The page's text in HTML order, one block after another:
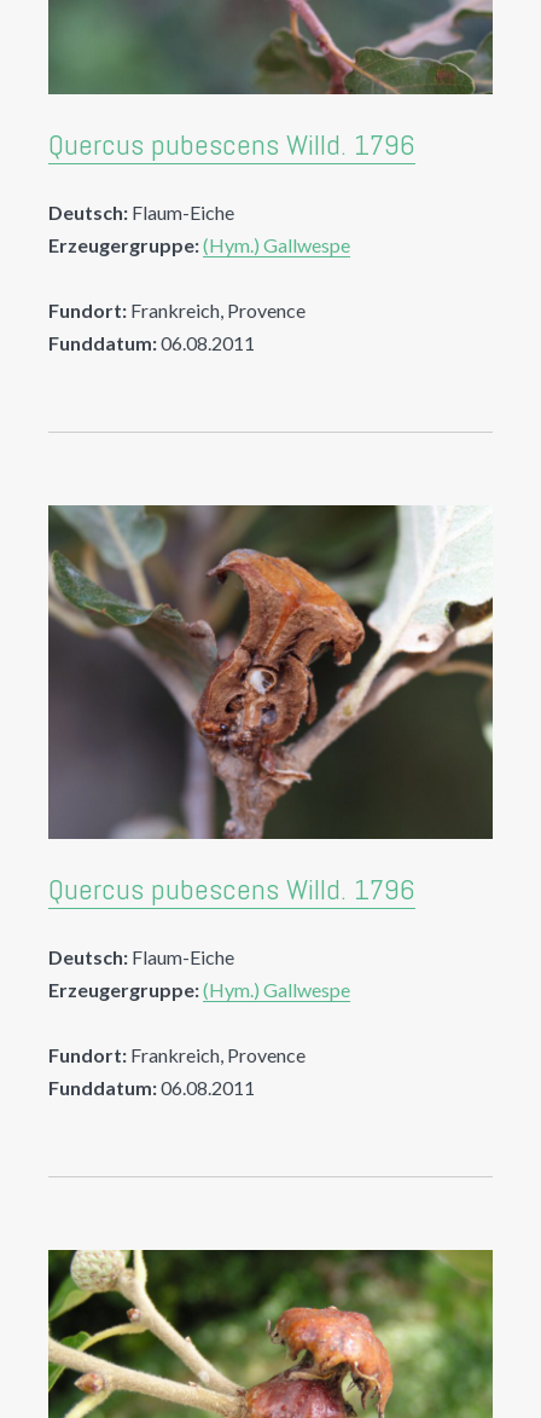
Quercus pubescens Willd. 1796
Deutsch: Flaum-Eiche
Erzeugergruppe:(Hym.) Gallwespe
Fundort: Frankreich, Provence
Funddatum:06.08.2011
Quercus pubescens Willd. 1796
Deutsch: Flaum-Eiche
Erzeugergruppe:(Hym.) Gallwespe
Fundort: Frankreich, Provence
Funddatum:06.08.2011